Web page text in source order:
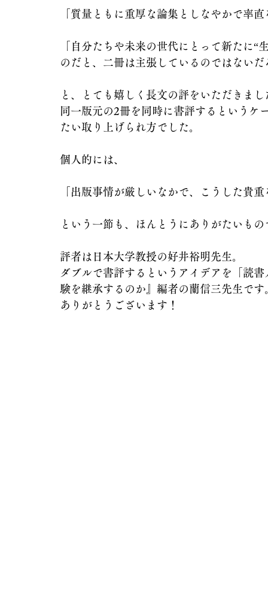
「質量ともに重厚な論集としなやかで率
「自分たちや未来の世代にとって新たに“
のだと、二冊は主張しているのではないだ
と、とても嬉しく長文の評をいただきまし
同一版元の2冊を同時に書評するというケ
たい取り上げられ方でした。
個人的には、
「出版事情が厳しいなかで、こうした貴
という一節も、ほんとうにありがたいもの
評者は日本大学教授の好井裕明先生。
ダブルで書評するというアイデアを「読
験を継承するのか』編者の蘭信三先生です
ありがとうございます！